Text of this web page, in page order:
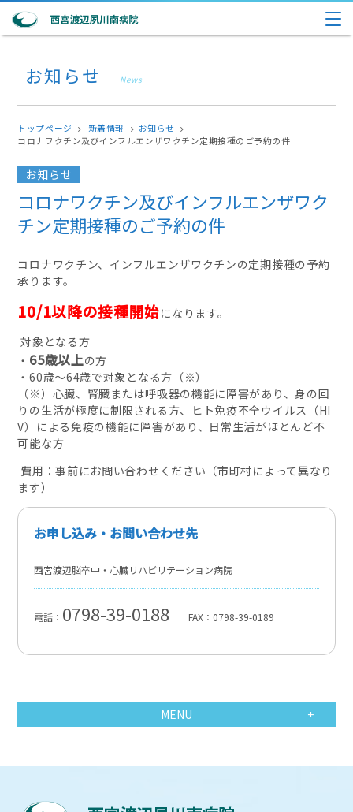
お知らせ News
トップページ 新着情報
お知らせ
コロナワクチン及びインフルエンザワクチン定期接種のご予約の件
お知らせ
コロナワクチン及びインフルエンザワク
チン定期接種のご予約の件
コロナワクチン、インフルエンザワクチンの定期接種の予約
承ります。
10/1以降の接種開始になります。
対象となる方
・ 65歳以上の方
・60歳～64歳で対象となる方（※）
（※）心臓、腎臓または呼吸器の機能に障害があり、身の回
りの生活が極度に制限される方、ヒト免疫不全ウイルス（HI
V）による免疫の機能に障害があり、日常生活がほとんど不
可能な方
費用：事前にお問い合わせください（市町村によって異なり
ます）
お申し込み・お問い合わせ先
西宮渡辺脳卒中・心臓リハビリテーション病院
電話： 0798-39-0188 FAX：0798-39-0189
MENU